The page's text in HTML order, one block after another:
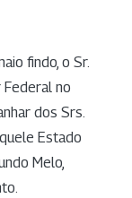
findo, o Sr.
no
dos Srs.
Estado
Melo,